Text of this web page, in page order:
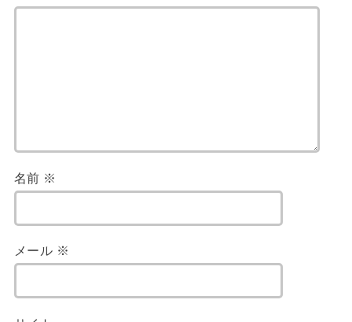
名前 ※
メール ※